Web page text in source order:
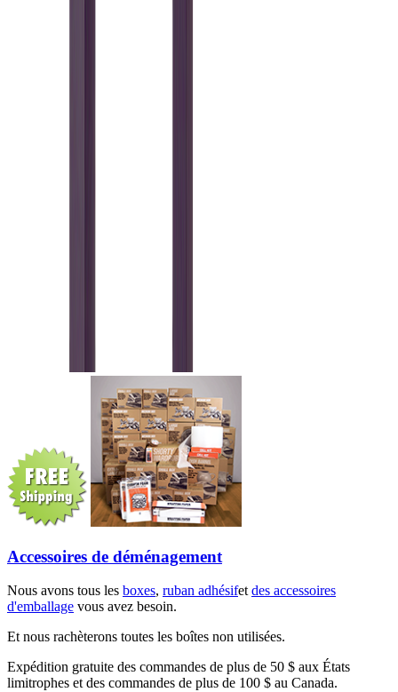
Accessoires de déménagement
Nous avons tous les boxes, ruban adhésifetdes accessoires
d'emballage vous avez besoin.
Et nous rachèterons toutes les boîtes non utilisées.
Expédition gratuite des commandes de plus de 50 $ aux États
limitrophes et des commandes de plus de 100 $ au Canada.